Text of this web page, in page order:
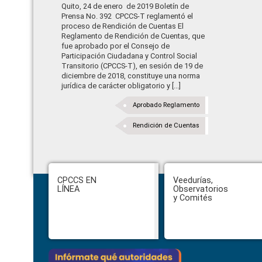
Quito, 24 de enero de 2019 Boletín de
Prensa No. 392 CPCCS-T reglamentó el
proceso de Rendición de Cuentas El
Reglamento de Rendición de Cuentas, que
fue aprobado por el Consejo de
Participación Ciudadana y Control Social
Transitorio (CPCCS-T), en sesión de 19 de
diciembre de 2018, constituye una norma
jurídica de carácter obligatorio y [...]
Aprobado Reglamento
Rendición de Cuentas
Footer
CPCCS EN
LÍNEA
Veedurías,
Observatorios
y Comités